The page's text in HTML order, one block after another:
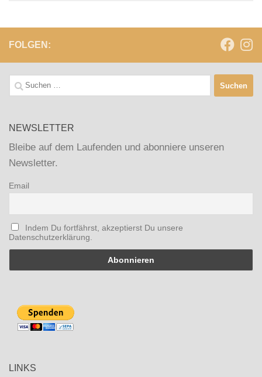
FOLGEN:
Suchen
nach:
NEWSLETTER
Bleibe auf dem Laufenden und abonniere unseren
Newsletter.
Email
Indem Du fortfährst, akzeptierst Du unsere
Datenschutzerklärung.
LINKS